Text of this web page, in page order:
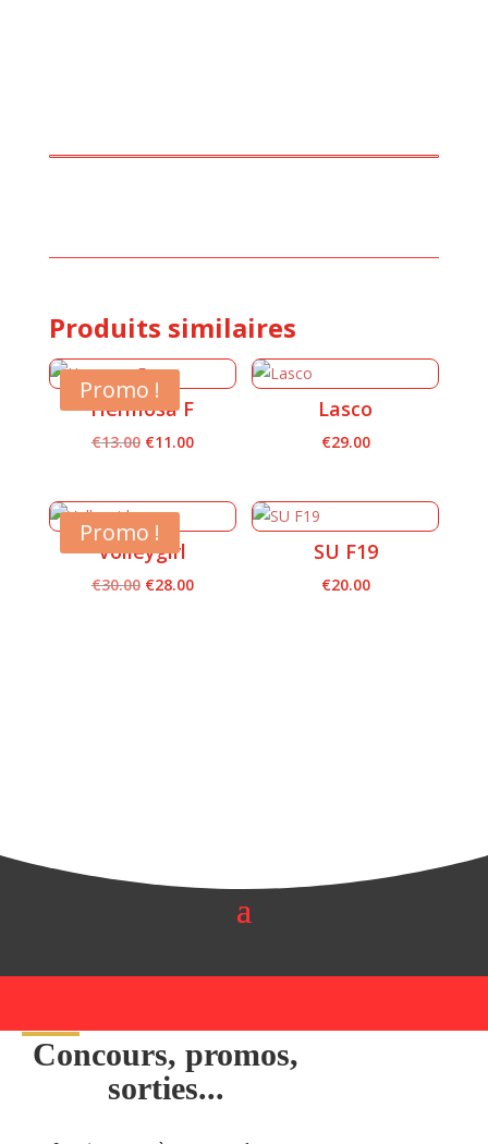
Produits similaires
Promo !
Hermosa F
€13.00 Le
initial
était :
€13.00.
€11.00Le
actuel
est :
Lasco
€29.00
Promo !
Volleygirl
€30.00 Le
€28.00Le
SU F19
€20.00
Concours, promos,
sorties...